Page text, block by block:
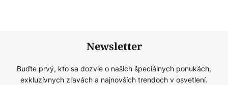
Newsletter
Buďte prvý, kto sa dozvie o našich špeciálnych ponukách,
exkluzívnych zľavách a najnovších trendoch v osvetlení.